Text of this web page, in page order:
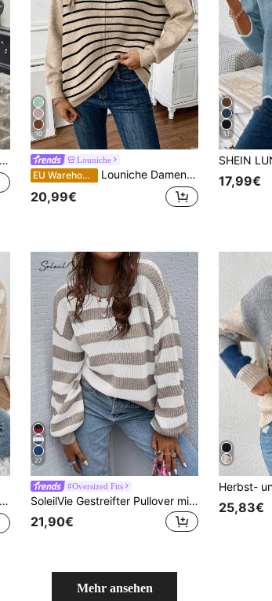
10
Louniche
EU Warehouse Louniche Damen Farbblock Rundhals gestreifter Oversized Lässig Pullover, Strickpullover Herbst Winter
20,99€
11
17,99€
27
#Oversized Fits
SoleilVie Gestreifter Pullover mit Dropped Shoulder, Langarm Strickpullover für Herbst und Winter
21,90€
25,83€
Mehr ansehen